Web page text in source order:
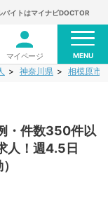
イトはマイナビDOCTOR
マイページ MENU
神奈川県 相模原市
・件数350件以
人！週4.5日